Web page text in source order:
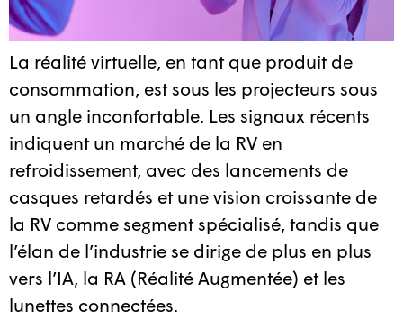
La réalité virtuelle, en tant que produit de
consommation, est sous les projecteurs sous
un angle inconfortable. Les signaux récents
indiquent un marché de la RV en
refroidissement, avec des lancements de
casques retardés et une vision croissante de
la RV comme segment spécialisé, tandis que
l’élan de l’industrie se dirige de plus en plus
vers l’IA, la RA (Réalité Augmentée) et les
lunettes connectées.